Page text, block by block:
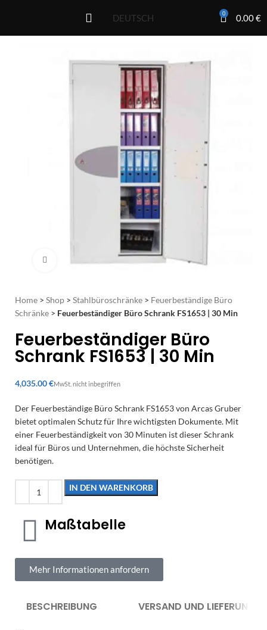
DEUTSCH 0 0.00€
Home > Shop > Stahlbüroschränke > Feuerbeständige Büro
Schränke > Feuerbeständiger Büro Schrank FS1653 | 30 Min
Feuerbeständiger Büro
Schrank FS1653 | 30 Min
€
Der Feuerbeständige Büro Schrank FS1653 von Arcas Gruber
bietet optimalen Schutz für Ihre wichtigsten Dokumente. Mit
einer Feuerbeständigkeit von 30 Minuten ist dieser Schrank
ideal für Büros und Unternehmen, die höchste Sicherheit
benötigen.
IN DEN WARENKORB
Maßtabelle
Mehr Informationen anfordern
BESCHREIBUNG VERSAND UND LIEFERUNG